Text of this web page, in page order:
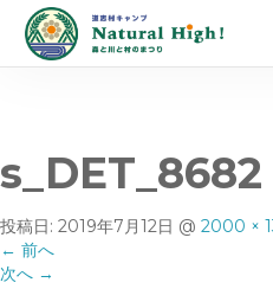
s_DET_8682
投稿日: 2019年7月12日 @ 2000 ×
← 前へ
次へ →